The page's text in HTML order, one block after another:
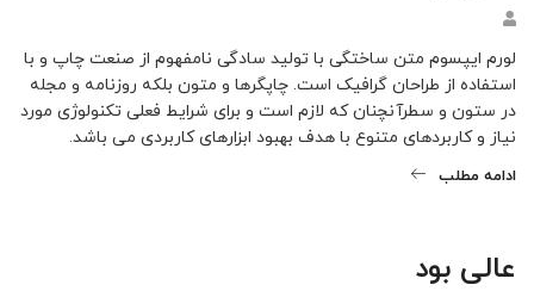
لورم ایپسوم متن ساختگی با تولید سادگی نامفهوم از صنعت چاپ و با
استفاده از طراحان گرافیک است. چاپگرها و متون بلکه روزنامه و مجله
در ستون و سطرآنچنان که لازم است و برای شرایط فعلی تکنولوژی مورد
نیاز و کاربردهای متنوع با هدف بهبود ابزارهای کاربردی می باشد.
ادامه مطلب
عالی بود